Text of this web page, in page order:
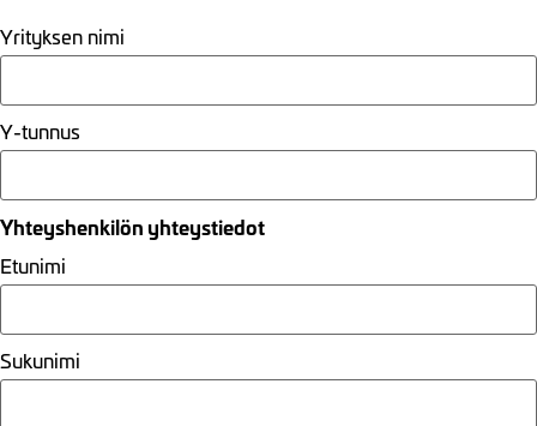
Yrityksen nimi
Y-tunnus
Yhteyshenkilön yhteystiedot
Etunimi
Sukunimi